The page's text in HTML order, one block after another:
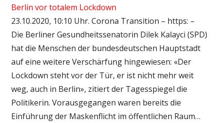
Berlin vor totalem Lockdown
23.10.2020, 10:10 Uhr. Corona Transition – https: –
Die Berliner Gesundheitssenatorin Dilek Kalayci (SPD)
hat die Menschen der bundesdeutschen Hauptstadt
auf eine weitere Verschärfung hingewiesen: «Der
Lockdown steht vor der Tür, er ist nicht mehr weit
weg, auch in Berlin», zitiert der Tagesspiegel die
Politikerin. Vorausgegangen waren bereits die
Einführung der Maskenflicht im öffentlichen Raum…